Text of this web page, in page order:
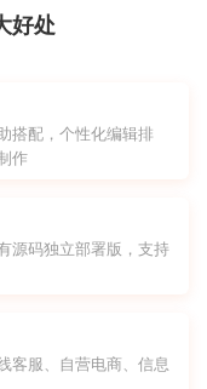
好处
搭配，个性化编辑排
作
源码独立部署版，支持
客服、自营电商、信息